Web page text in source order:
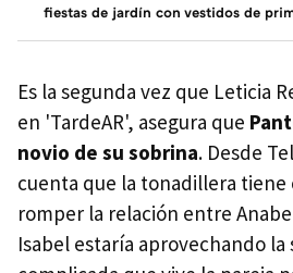
fiestas de jardín con vestidos de
Es la segunda vez que Leticia
en 'TardeAR', asegura que
novio de su sobrina. Desde
cuenta que la tonadillera
romper la relación entre
Isabel estaría aprovechando la